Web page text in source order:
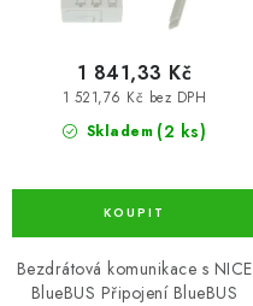
Skladem (2 ks)
1 521,76 Kč bez DPH
1 841,33 Kč
Bezdrátová komunikace s NICE
BlueBUS Připojení BlueBUS